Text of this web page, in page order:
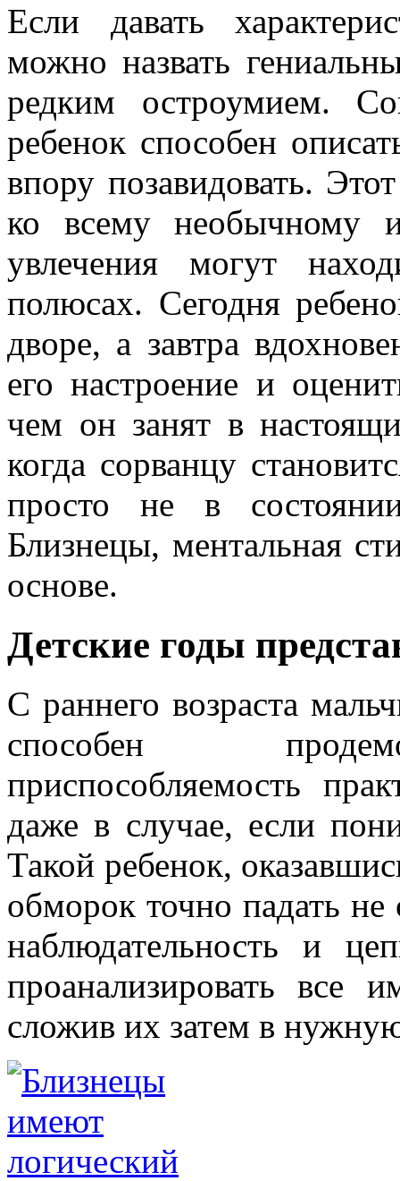
Если давать
можно назвать
редким остроумием.
ребенок способен
впору позавидовать.
ко всему необычному
увлечения могут
полюсах. Сегодня
дворе, а завтра
его настроение и
чем он занят в
когда сорванцу
просто не в
Близнецы, ментальная
основе.
Детские годы
С раннего возраста
способен
приспособляемость
даже в случае, если
Такой ребенок,
обморок точно падать не
наблюдательность и
проанализировать все
сложив их затем в